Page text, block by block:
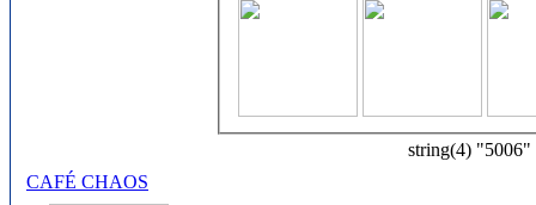
string(4) "5006"
CAFÉ CHAOS